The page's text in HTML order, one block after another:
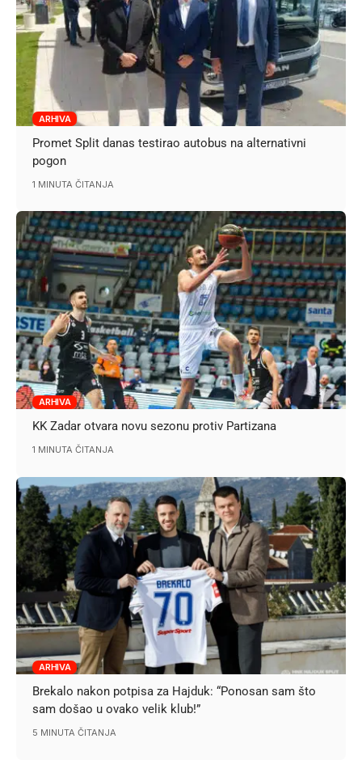
ARHIVA
Promet Split danas testirao autobus na alternativni
pogon
1 MINUTA ČITANJA
ARHIVA
KK Zadar otvara novu sezonu protiv Partizana
1 MINUTA ČITANJA
ARHIVA
Brekalo nakon potpisa za Hajduk: “Ponosan sam što
sam došao u ovako velik klub!”
5 MINUTA ČITANJA